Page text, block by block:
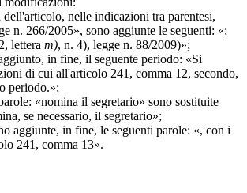
nelle indicazioni tra parentesi,
n. 266/2005», sono aggiunte le seguenti: «;
lettera m), n. 4), legge n. 88/2009)»;
in fine, il seguente periodo: «Si
di cui all'articolo 241, comma 12, secondo,
periodo.»;
«nomina il segretario» sono sostituite
se necessario, il segretario»;
aggiunte, in fine, le seguenti parole: «, con i
241, comma 13».